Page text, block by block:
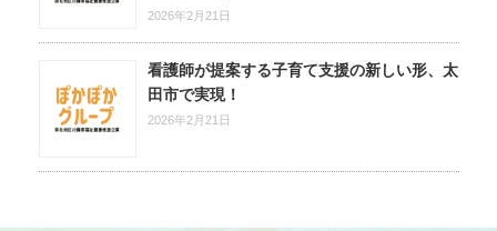
2026年2月21日
看護師が提案する子育て支援の新しい形、太
田市で実現！
2026年2月21日